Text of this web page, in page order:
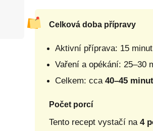
Celková doba přípravy
Aktivní příprava: 15 minut
Vaření a opékání: 25–30
Celkem: cca 40–45 minut
Počet porcí
Tento recept vystačí na 4